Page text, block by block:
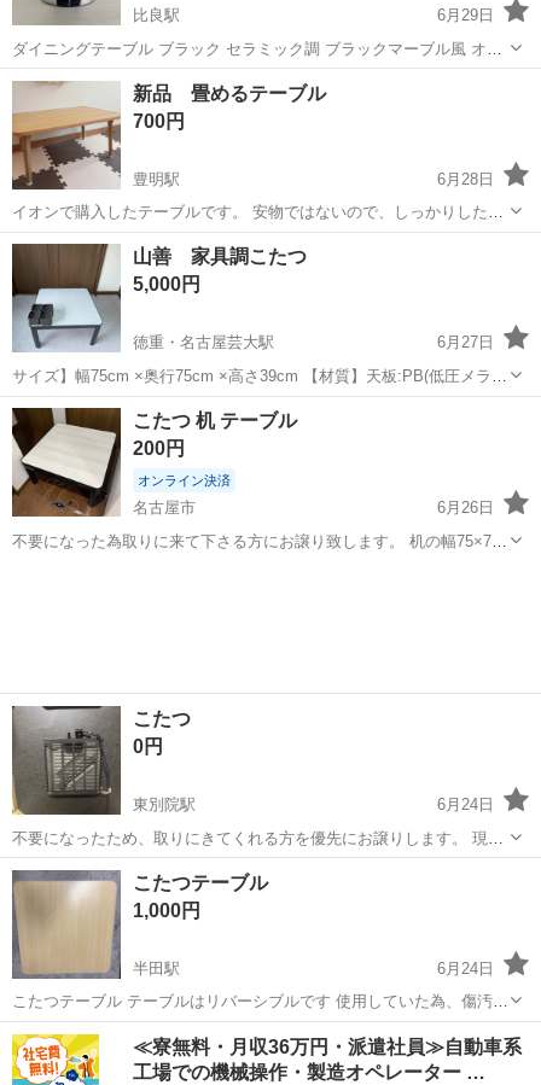
比良駅
6月29日
ダイニングテーブル ブラック セラミック調 ブラックマーブル風 オー
バルテーブル ファニチャードームにて5〜6年前に購入したダイニング
ミック天板のた...
愛知 名古屋市 比良駅 テーブル
新品 畳めるテーブル
700円
豊明駅
6月28日
イオンで購入したテーブルです。 安物ではないので、しっかりした作
りです。 未使用ですが、数年保管しているもののため気になる方はご
遠慮ください。 サイズ 約60×45×高さ29.5㌢
愛知 大府市 豊明駅 テーブル
山善 家具調こたつ
5,000円
徳重・名古屋芸大駅
6月27日
サイズ】幅75cm ×奥行75cm ×高さ39cm 【材質】天板:PB(低圧メラミ
ン化粧板) 脚:PVC 天板はリバーシブル ◆コタツ側面の温度目安：
(強)約55度、(弱)約37度 ◆電源コード：中間入切スイッチ ◆ヒータ...
愛知 北名古屋市 徳重・名古屋芸大駅
こたつ 机 テーブル
200円
オンライン決済
名古屋市
6月26日
不要になった為取りに来て下さる方にお譲り致します。 机の幅75×75
こたつ
0円
東別院駅
6月24日
不要になったため、取りにきてくれる方を優先にお譲りします。 現状
渡し、清掃は行き届いていません。 ノークレームノーリターン希望 動
作確認済み
愛知 名古屋市
こたつテーブル
1,000円
半田駅
6月24日
こたつテーブル テーブルはリバーシブルです 使用していた為、傷汚れ
もあります ※詳細は写真をご覧下さい ※値段交渉🙆‍♀️ 引越しのため早
急に決めたいです‼️ 取りに来てくださる方、気になる方居ましたら ご
連絡お待ちして...
愛知 半田市 半田駅 テーブル
≪寮無料・月収36万円・派遣社員≫自動車系
工場での機械操作・製造オペレーター …